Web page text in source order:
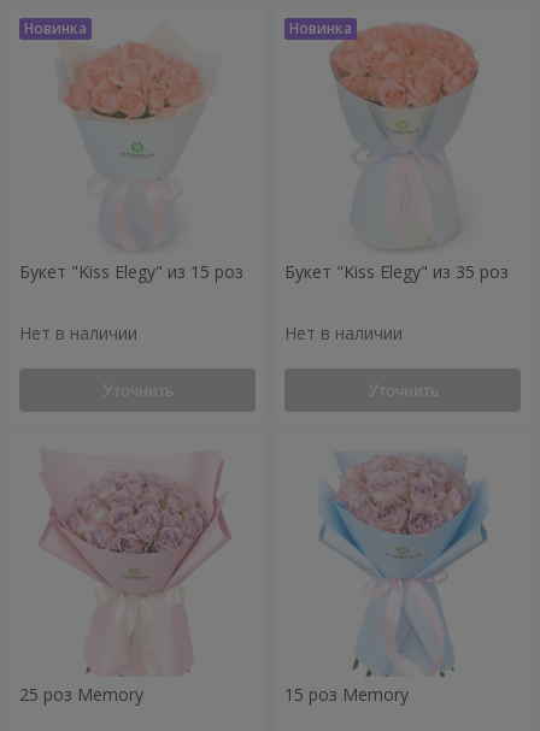
Букет "Kiss Elegy" из 15 роз
Нет в наличии
Уточнить
Букет "Kiss Elegy" из 35 роз
Нет в наличии
Уточнить
25 роз Memory 15 роз Memory